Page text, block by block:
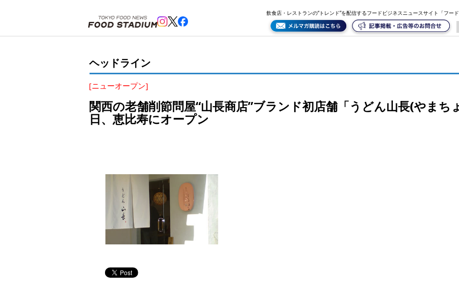
飲食店・レストランの“トレンド”を配信するフードビジネスニュースサイト「フー
ヘッドライン
[ニューオープン]
関西の老舗削節問屋“山長商店”ブランド初店舗「うどん山長(やまち
日、恵比寿にオープン